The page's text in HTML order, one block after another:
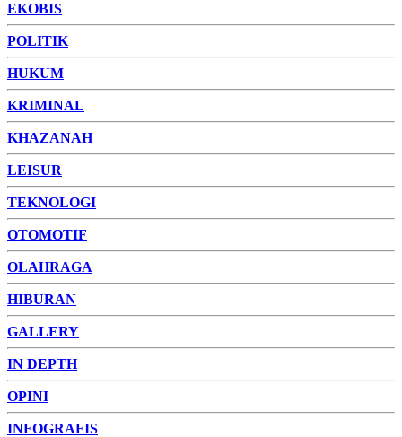
EKOBIS
POLITIK
HUKUM
KRIMINAL
KHAZANAH
LEISUR
TEKNOLOGI
OTOMOTIF
OLAHRAGA
HIBURAN
GALLERY
IN DEPTH
OPINI
INFOGRAFIS